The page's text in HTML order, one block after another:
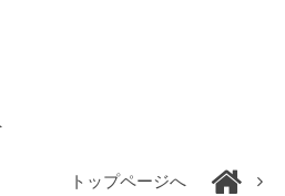
トップページへ